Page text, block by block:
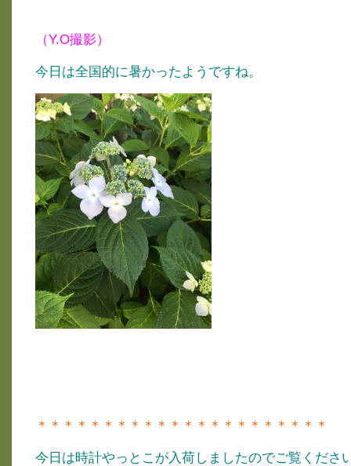
（Y.O撮影）
今日は全国的に暑かったようですね。
＊＊＊＊＊＊＊＊＊＊＊＊＊＊＊＊＊＊＊＊＊＊
今日は時計やっとこが入荷しましたのでご覧くださ